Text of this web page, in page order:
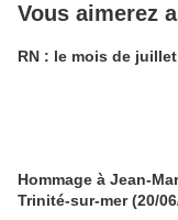
Vous aimerez
RN : le mois de
Hommage à Jean-
Trinité-sur-mer (20/